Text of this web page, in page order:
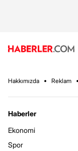
Hakkımızda Reklam
Haberler
Ekonomi
Spor